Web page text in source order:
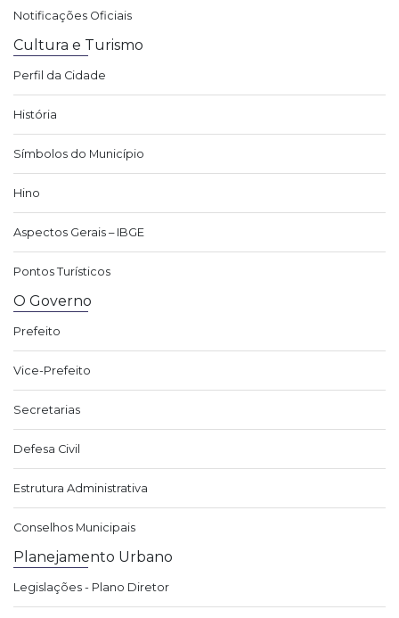
Notificações Oficiais
Cultura e Turismo
Perfil da Cidade
História
Símbolos do Município
Hino
Aspectos Gerais – IBGE
Pontos Turísticos
O Governo
Prefeito
Vice-Prefeito
Secretarias
Defesa Civil
Estrutura Administrativa
Conselhos Municipais
Planejamento Urbano
Legislações - Plano Diretor